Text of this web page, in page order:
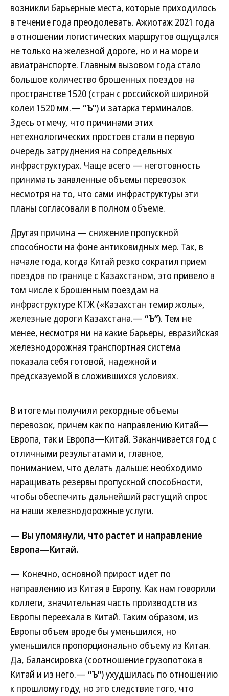
возникли барьерные места, которые приходилось
в течение года преодолевать. Ажиотаж 2021 года
в отношении логистических маршрутов ощущался
не только на железной дороге, но и на море и
авиатранспорте. Главным вызовом года стало
большое количество брошенных поездов на
пространстве 1520 (стран с российской шириной
колеи 1520 мм.— “Ъ”) и затарка терминалов.
Здесь отмечу, что причинами этих
нетехнологических простоев стали в первую
очередь затруднения на сопредельных
инфраструктурах. Чаще всего — неготовность
принимать заявленные объемы перевозок
несмотря на то, что сами инфраструктуры эти
планы согласовали в полном объеме.
Другая причина — снижение пропускной
способности на фоне антиковидных мер. Так, в
начале года, когда Китай резко сократил прием
поездов по границе c Казахстаном, это привело в
том числе к брошенным поездам на
инфраструктуре КТЖ («Казахстан темир жолы»,
железные дороги Казахстана.— “Ъ”). Тем не
менее, несмотря ни на какие барьеры, евразийская
железнодорожная транспортная система
показала себя готовой, надежной и
предсказуемой в сложившихся условиях.
В итоге мы получили рекордные объемы
перевозок, причем как по направлению Китай—
Европа, так и Европа—Китай. Заканчивается год с
отличными результатами и, главное,
пониманием, что делать дальше: необходимо
наращивать резервы пропускной способности,
чтобы обеспечить дальнейший растущий спрос
на наши железнодорожные услуги.
— Вы упомянули, что растет и направление
Европа—Китай.
— Конечно, основной прирост идет по
направлению из Китая в Европу. Как нам говорили
коллеги, значительная часть производств из
Европы переехала в Китай. Таким образом, из
Европы объем вроде бы уменьшился, но
уменьшился пропорционально объему из Китая.
Да, балансировка (соотношение грузопотока в
Китай и из него.— “Ъ”) ухудшилась по отношению
к прошлому году, но это следствие того, что